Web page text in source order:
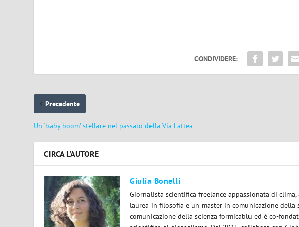
CONDIVIDERE:
Precedente
Un ‘baby boom’ stellare nel passato della Via Lattea
CIRCA L'AUTORE
Giulia Bonelli
Giornalista scientifica freelance appassionata di
laurea in filosofia e un master in comunicazione della
comunicazione della scienza formicablu ed è co-